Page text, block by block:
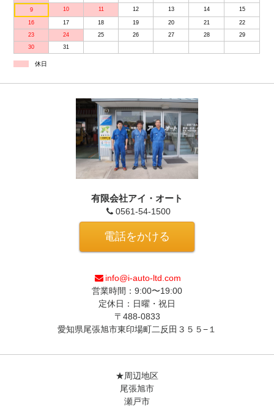
9 10 11 12 13 14 15
16 17 18 19 20 21
22
23
24 25 26 27 28
29
30
31
休日
有限会社アイ・オート
0561-54-1500
電話をかける
info@i-auto-ltd.com
営業時間：9:00〜19:00
定休日：日曜・祝日
〒488-0833
愛知県尾張旭市東印場町二反田３５５−１
★周辺地区
尾張旭市
瀬戸市